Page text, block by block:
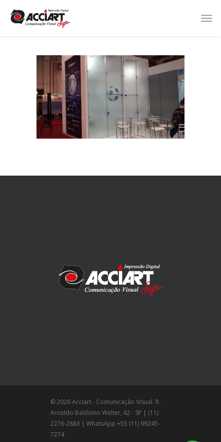
© 2026 Acciart - Comunicação Visual. R.
Arnoldo Baldoíno Welter, 62 - SP | (11)
2276-2883 | WhatsApp +55 (11) 99245-
7274